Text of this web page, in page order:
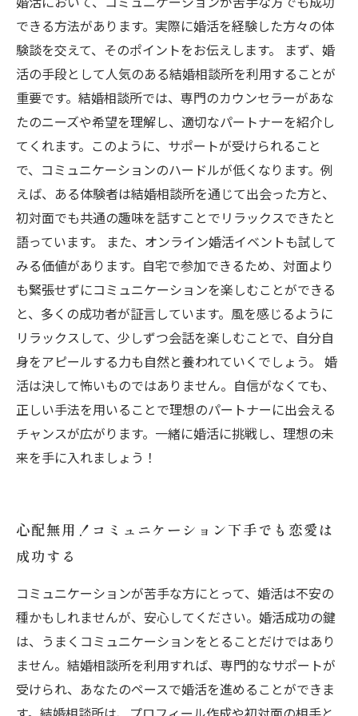
できる方法があります。実際に婚活を経験した方々の体
験談を交えて、そのポイントをお伝えします。 まず、婚
活の手段として人気のある結婚相談所を利用することが
重要です。結婚相談所では、専門のカウンセラーがあな
たのニーズや希望を理解し、適切なパートナーを紹介し
てくれます。このように、サポートが受けられること
で、コミュニケーションのハードルが低くなります。例
えば、ある体験者は結婚相談所を通じて出会った方と、
初対面でも共通の趣味を話すことでリラックスできたと
語っています。 また、オンライン婚活イベントも試して
みる価値があります。自宅で参加できるため、対面より
も緊張せずにコミュニケーションを楽しむことができる
と、多くの成功者が証言しています。風を感じるように
リラックスして、少しずつ会話を楽しむことで、自分自
身をアピールする力も自然と養われていくでしょう。 婚
活は決して怖いものではありません。自信がなくても、
正しい手法を用いることで理想のパートナーに出会える
チャンスが広がります。一緒に婚活に挑戦し、理想の未
来を手に入れましょう！
心配無用！コミュニケーション下手でも恋愛は
成功する
コミュニケーションが苦手な方にとって、婚活は不安の
種かもしれませんが、安心してください。婚活成功の鍵
は、うまくコミュニケーションをとることだけではあり
ません。結婚相談所を利用すれば、専門的なサポートが
受けられ、あなたのペースで婚活を進めることができま